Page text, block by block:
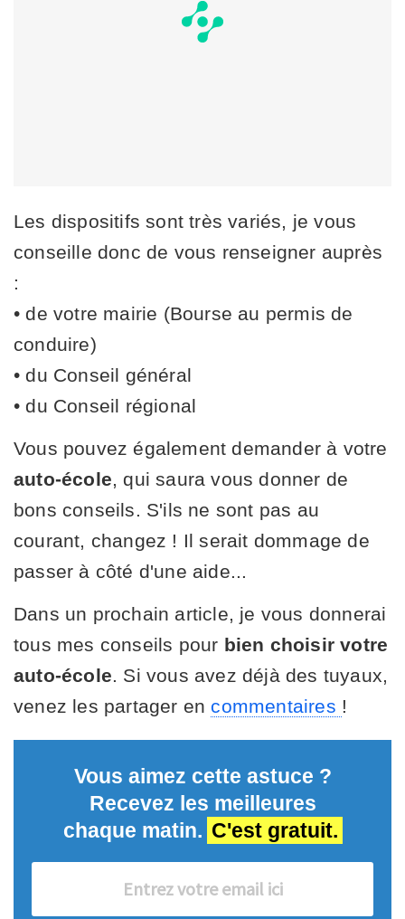
Les dispositifs sont très variés, je vous
conseille donc de vous renseigner auprès
:
• de votre mairie (Bourse au permis de
conduire)
• du Conseil général
• du Conseil régional
Vous pouvez également demander à votre
auto-école , qui saura vous donner de
bons conseils. S'ils ne sont pas au
courant, changez ! Il serait dommage de
passer à côté d'une aide...
Dans un prochain article, je vous donnerai
tous mes conseils pour bien choisir votre
auto-école . Si vous avez déjà des tuyaux,
venez les partager en commentaires !
Vous aimez cette astuce ?
Recevez les meilleures
chaque matin. C'est gratuit.